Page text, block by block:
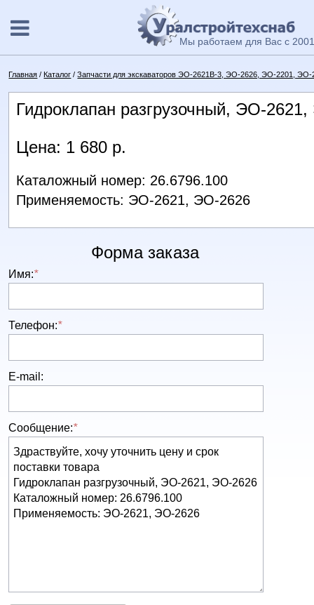
Мы работаем для Вас с
Главная /Каталог /Запчасти для экскаваторов ЭО-2621В-3, ЭО-2626, ЭО-2201,
Гидроклапан разгрузочный, ЭО-
Цена: 1 680 р.
Каталожный номер: 26.6796.100
Применяемость: ЭО-2621, ЭО-2626
Форма заказа
Имя:*
Телефон:*
E-mail:
Сообщение:*